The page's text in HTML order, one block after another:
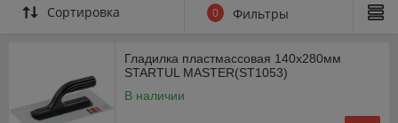
Сортировка 0 Фильтры
Гладилка пластмассовая 140х280мм
STARTUL MASTER(ST1053)
В наличии